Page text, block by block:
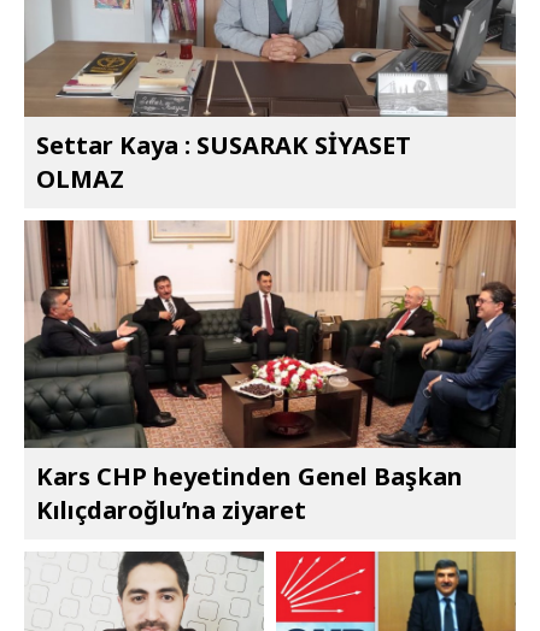
Settar Kaya : SUSARAK SİYASET
OLMAZ
Kars CHP heyetinden Genel Başkan
Kılıçdaroğlu’na ziyaret